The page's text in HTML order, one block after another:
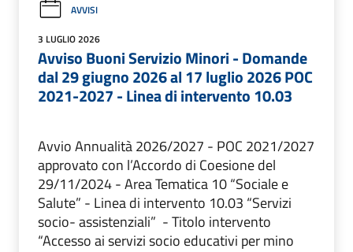
AVVISI
3 LUGLIO 2026
Avviso Buoni Servizio Minori - Domande
dal 29 giugno 2026 al 17 luglio 2026 POC
2021-2027 - Linea di intervento 10.03
Avvio Annualità 2026/2027 - POC 2021/2027
approvato con l’Accordo di Coesione del
29/11/2024 - Area Tematica 10 “Sociale e
Salute” - Linea di intervento 10.03 “Servizi
socio- assistenziali” - Titolo intervento
“Accesso ai servizi socio educativi per mino